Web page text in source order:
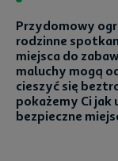
Przydomowy
rodzinne
miejsca do
maluchy mogą
cieszyć się
pokażemy Ci jak
bezpieczne